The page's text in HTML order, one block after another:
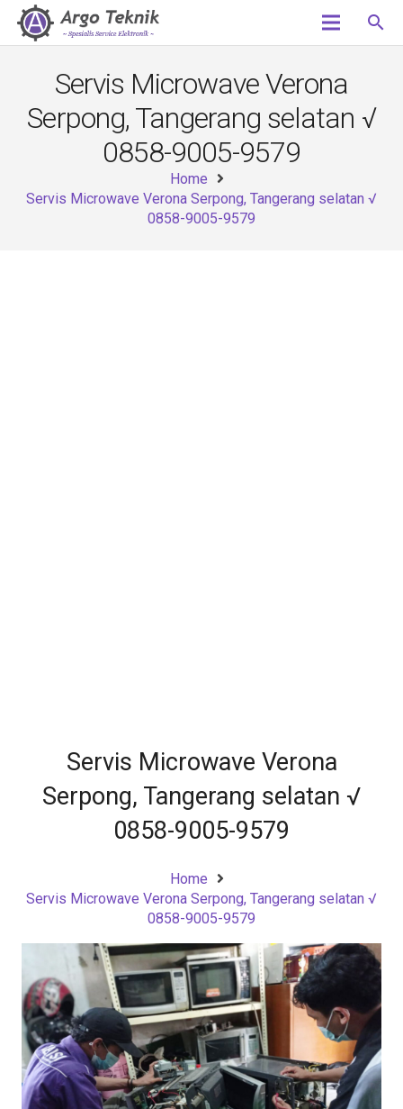
search
Servis Microwave Verona
Serpong, Tangerang selatan √
0858-9005-9579
Home
Servis Microwave Verona Serpong, Tangerang selatan √
0858-9005-9579
Servis Microwave Verona
Serpong, Tangerang selatan √
0858-9005-9579
Home
Servis Microwave Verona Serpong, Tangerang selatan √
0858-9005-9579